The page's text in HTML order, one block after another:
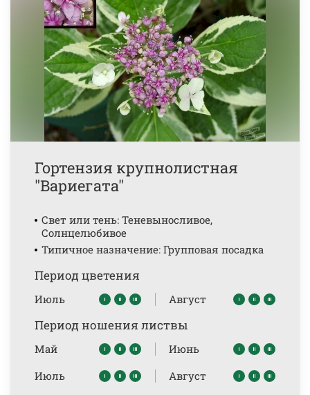
Гортензия крупнолистная
"Вариегата"
Свет или тень: Теневыносливое,
Солнцелюбивое
Типичное назначение: Групповая посадка
Период цветения
Июль Август
Период ношения листвы
Май
Июнь
Июль
Август